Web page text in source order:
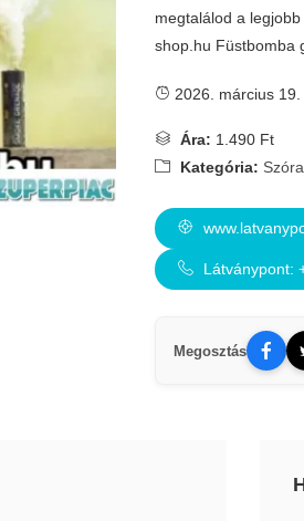
megtalálod a
shop.hu Füstbomba
2026. március 19.
Ára: 1.490 Ft
Kategória:
Látványpont:
Megosztás